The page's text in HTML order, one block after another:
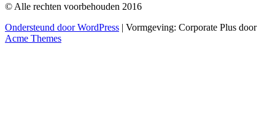
© Alle rechten voorbehouden 2016
Ondersteund door WordPress | Vormgeving: Corporate Plus door
Acme Themes